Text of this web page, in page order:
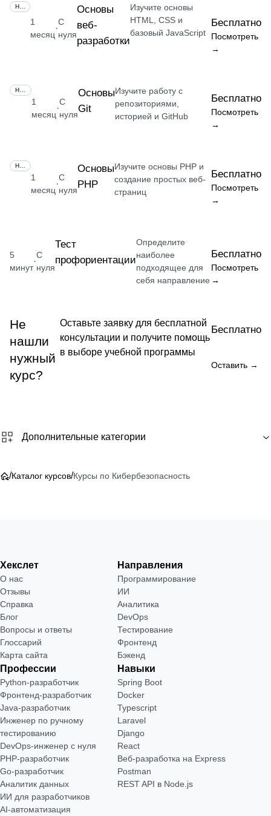
1
месяц
·
С
нуля
Основы
веб-
разработки
Изучите основы
HTML, CSS и
базовый JavaScript
Бесплатно
Посмотреть
→
1
месяц
·
С
нуля
Основы
Git
Изучите работу с
репозиториями,
историей и GitHub
Бесплатно
Посмотреть
→
1
месяц
·
С
нуля
Основы
PHP
Изучите основы PHP и
создание простых веб-
страниц
Бесплатно
Посмотреть
→
5
минут
·
С
нуля
Тест
профориентации
Определите
наиболее
подходящее для
себя направление
Бесплатно
Посмотреть
→
Не
нашли
нужный
курс?
Оставьте заявку для бесплатной
консультации и получите помощь
в выборе учебной программы
Бесплатно
Оставить →
Дополнительные категории
/Каталог курсов/Курсы по Кибербезопасность
Хекслет
О нас
Отзывы
Справка
Блог
Вопросы и ответы
Глоссарий
Карта сайта
Направления
Программирование
ИИ
Аналитика
DevOps
Тестирование
Фронтенд
Бэкенд
Профессии
Python-разработчик
Фронтенд-разработчик
Java-разработчик
Инженер по ручному
тестированию
DevOps-инженер с нуля
РНР-разработчик
Go-разработчик
Аналитик данных
ИИ для разработчиков
AI-автоматизация
Навыки
Spring Boot
Docker
Typescript
Laravel
Django
React
Веб-разработка на Express
Postman
REST API в Node.js